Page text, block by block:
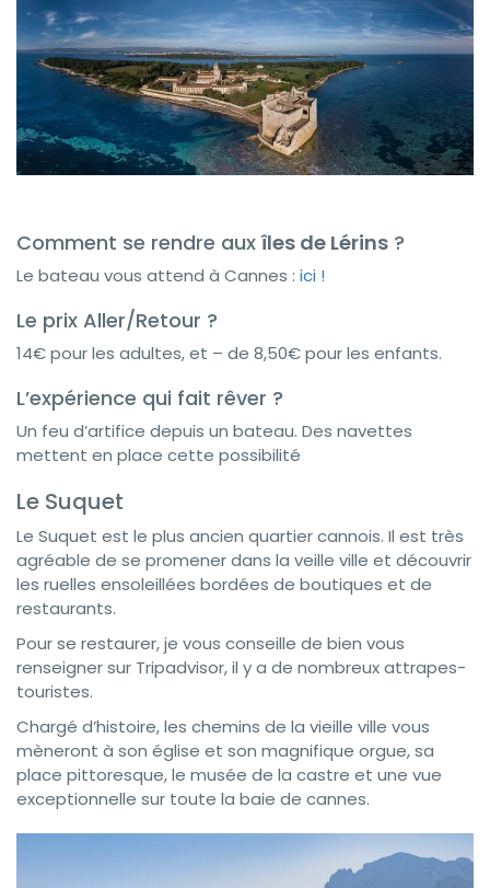
Comment se rendre aux îles de Lérins ?
Le bateau vous attend à Cannes : ici !
Le prix Aller/Retour ?
14€ pour les adultes, et – de 8,50€ pour les enfants.
L’expérience qui fait rêver ?
Un feu d’artifice depuis un bateau. Des navettes
mettent en place cette possibilité
Le Suquet
Le Suquet est le plus ancien quartier cannois. Il est très
agréable de se promener dans la veille ville et découvrir
les ruelles ensoleillées bordées de boutiques et de
restaurants.
Pour se restaurer, je vous conseille de bien vous
renseigner sur Tripadvisor, il y a de nombreux attrapes-
touristes.
Chargé d’histoire, les chemins de la vieille ville vous
mèneront à son église et son magnifique orgue, sa
place pittoresque, le musée de la castre et une vue
exceptionnelle sur toute la baie de cannes.